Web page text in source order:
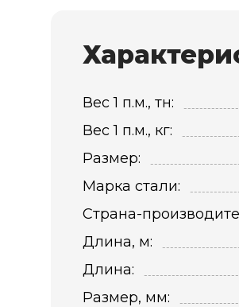
Вес 1 п.м., тн:
Вес 1 п.м., кг:
Размер:
Марка стали:
Страна-
Длина, м:
Длина:
Размер, мм: